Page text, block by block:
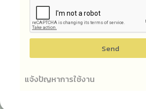
Send
แจ้งปัญหาการใช้งาน